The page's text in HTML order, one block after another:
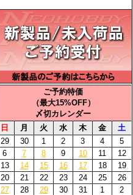
ご予約特価
（最大15%OFF）
〆切カレンダー
日
月 火 水 木 金
土
29
30 1 2 3 4
5
6
7 8 9 10 11
12
13
14 15 16 17 18
19
20
21 22 23 24 25
26
27
28 29 30 31 1
2